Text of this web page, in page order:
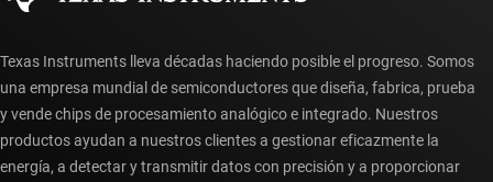
Texas Instruments lleva décadas haciendo posible el progreso. Somos
una empresa mundial de semiconductores que diseña, fabrica, prueba
y vende chips de procesamiento analógico e integrado. Nuestros
productos ayudan a nuestros clientes a gestionar eficazmente la
energía, a detectar y transmitir datos con precisión y a proporcionar